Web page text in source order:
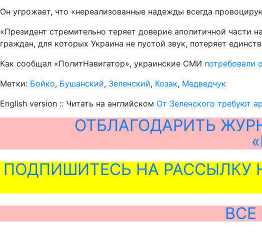
Он угрожает, что «нереализованные надежды всегда
«Президент стремительно теряет доверие аполитичной части
граждан, для которых Украина не пустой звук, потеряет
Как сообщал «ПолитНавигатор», украинские СМИ потребовали
Метки: Бойко, Бушанский, Зеленский, Козак, Медведчук
English version :: Читать на английском От Зеленского требуют
ОТБЛАГОДАРИТЬ
ПОДПИШИТЕСЬ НА РАССЫЛКУ